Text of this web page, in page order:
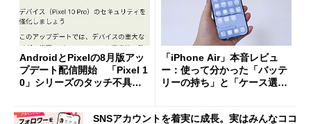
AndroidとPixelの8月版アッ
プデート配信開始 「Pixel 1
0」シリーズのタッチ不具合
「iPhone Air」本音レビュ
ー：使って分かった「バッテ
リーの持ち」と「ケース選
SNSアカウントを着実に成長。実はみんなココ